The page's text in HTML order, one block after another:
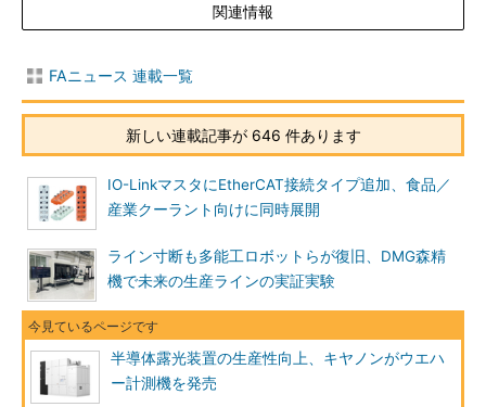
関連情報
FAニュース 連載一覧
新しい連載記事が 646 件あります
IO-LinkマスタにEtherCAT接続タイプ追加、食品／
産業クーラント向けに同時展開
ライン寸断も多能工ロボットらが復旧、DMG森精
機で未来の生産ラインの実証実験
半導体露光装置の生産性向上、キヤノンがウエハ
ー計測機を発売